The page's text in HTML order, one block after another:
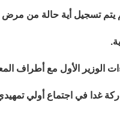
يتم تسجيل أية حالة من مرض
الوزير الأول مع أطراف
غدا في اجتماع أولي